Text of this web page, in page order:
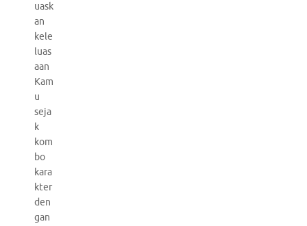
uask
an
kele
luas
aan
Kam
u
seja
k
kom
bo
kara
kter
den
gan